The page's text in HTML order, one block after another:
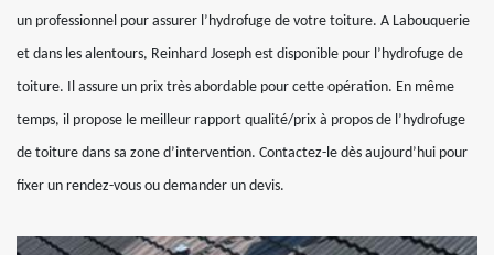
un professionnel pour assurer l’hydrofuge de votre toiture. A Labouquerie
et dans les alentours, Reinhard Joseph est disponible pour l’hydrofuge de
toiture. Il assure un prix très abordable pour cette opération. En même
temps, il propose le meilleur rapport qualité/prix à propos de l’hydrofuge
de toiture dans sa zone d’intervention. Contactez-le dès aujourd’hui pour
fixer un rendez-vous ou demander un devis.